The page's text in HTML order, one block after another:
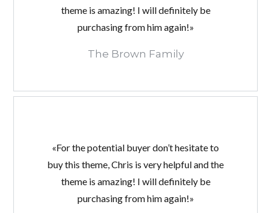
Log in
Don't have an account?Create your
Nombre de usuario
INICIAR SESIÓN
theme is amazing! I will definitely be
purchasing from him again!»
The Brown Family
«For the potential buyer don’t hesitate to
buy this theme, Chris is very helpful and the
theme is amazing! I will definitely be
purchasing from him again!»